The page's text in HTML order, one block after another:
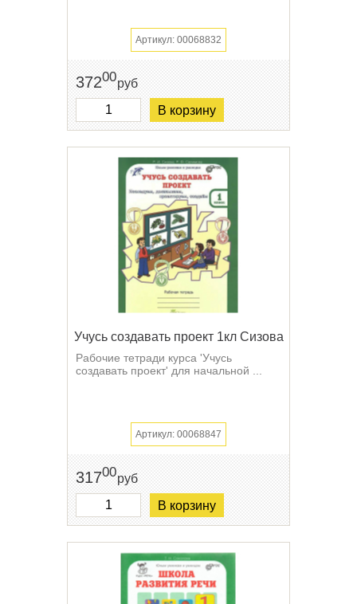
Артикул: 00068832
37200руб
В корзину
Учусь создавать проект 1кл Сизова
Рабочие тетради курса 'Учусь
создавать проект' для начальной ...
Артикул: 00068847
31700руб
В корзину